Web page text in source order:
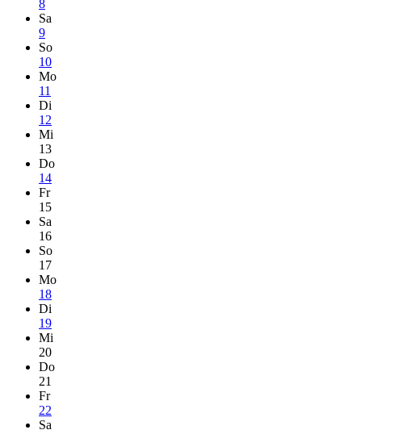
8
Sa
9
So
10
Mo
11
Di
12
Mi
13
Do
14
Fr
15
Sa
16
So
17
Mo
18
Di
19
Mi
20
Do
21
Fr
22
Sa